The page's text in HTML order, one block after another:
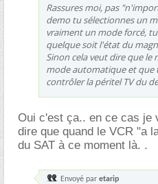
Rassures moi, pas
demo tu sélectionnes un
vraiment un mode forcé,
quelque soit l'état du
Sinon cela veut dire que
mode automatique et que
contrôler la péritel TV du
Oui c'est ça.. en ce cas je
dire que quand le VCR "a
du SAT à ce moment là. .
Envoyé par etarip